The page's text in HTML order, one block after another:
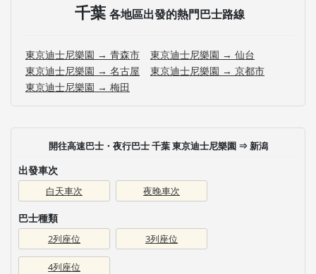
千葉 各地區出發的熱門巴士路線
東京迪士尼樂園 → 青森市
東京迪士尼樂園 → 仙台
東京迪士尼樂園 → 名古屋
東京迪士尼樂園 → 京都市
東京迪士尼樂園 → 梅田
開往高速巴士・夜行巴士 千葉 東京迪士尼樂園 ⇒ 新潟
出發車次
白天車次 夜晚車次
巴士種類
2列座位 3列座位
4列座位